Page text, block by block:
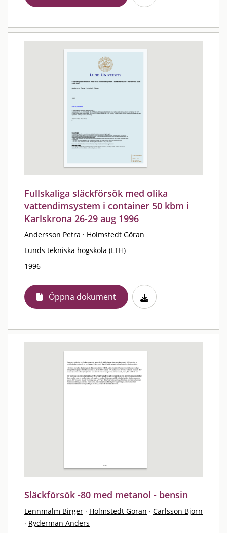
Fullskaliga släckförsök med olika
vattendimsystem i container 50 kbm i
Karlskrona 26-29 aug 1996
Andersson Petra · Holmstedt Göran
Lunds tekniska högskola (LTH)
1996
Öppna dokument
Släckförsök -80 med metanol - bensin
Lennmalm Birger · Holmstedt Göran · Carlsson Björn
· Ryderman Anders